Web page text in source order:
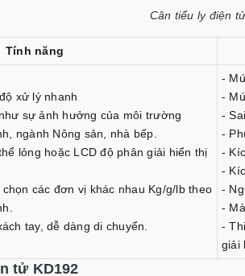
Cân tiểu ly điện
Tính năng
xử lý nhanh
sự ảnh hưởng của môi trường
ngành Nông sản, nhà bếp.
lỏng hoặc LCD độ phân giải hiển thị
các đơn vị khác nhau Kg/g/lb theo
tay, dễ dàng di chuyển.
-
-
-
-
-
-
-
-
-
giải
tử KD192